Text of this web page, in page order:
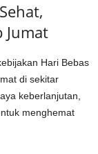
Jumat
Hari Bebas
di sekitar
keberlanjutan,
menghemat